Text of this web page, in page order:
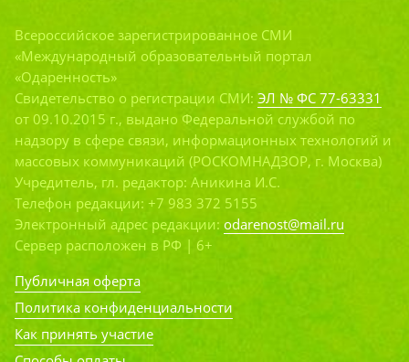
Всероссийское зарегистрированное СМИ
«Международный образовательный портал
«Одаренность»
Свидетельство о регистрации СМИ: ЭЛ № ФС 77-63331
от 09.10.2015 г., выдано Федеральной службой по
надзору в сфере связи, информационных технологий и
массовых коммуникаций (РОСКОМНАДЗОР, г. Москва)
Учредитель, гл. редактор: Аникина И.С.
Телефон редакции: +7 983 372 5155
Электронный адрес редакции: odarenost@mail.ru
Сервер расположен в РФ | 6+
Публичная оферта
Политика конфиденциальности
Как принять участие